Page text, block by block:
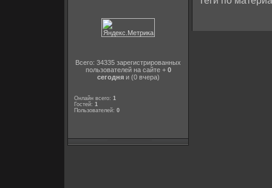
Всего: 34335 зарегистрированных
пользователей на сайте + 0
сегодняи (0 вчера)
Онлайн всего: 1
Гостей: 1
Пользователей: 0